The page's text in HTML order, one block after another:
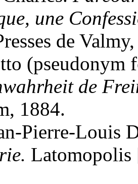
une
de
(pseudonym
de
1884.
Pierre-Louis
Latomopolis